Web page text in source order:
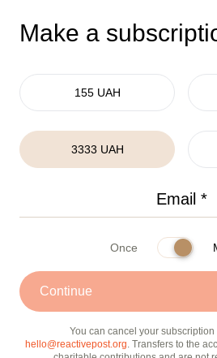
Make a
155 UAH
3333 UAH
Once
Continue
You can cancel your
hello@reactivepost.org. Transfers to the